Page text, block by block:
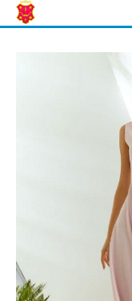
Skip
to